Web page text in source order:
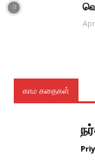
காம கதைகள்